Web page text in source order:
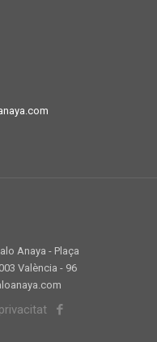
Anaya - Plaça
València - 96